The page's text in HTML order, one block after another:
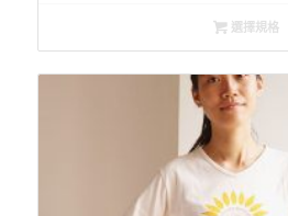
選擇規格